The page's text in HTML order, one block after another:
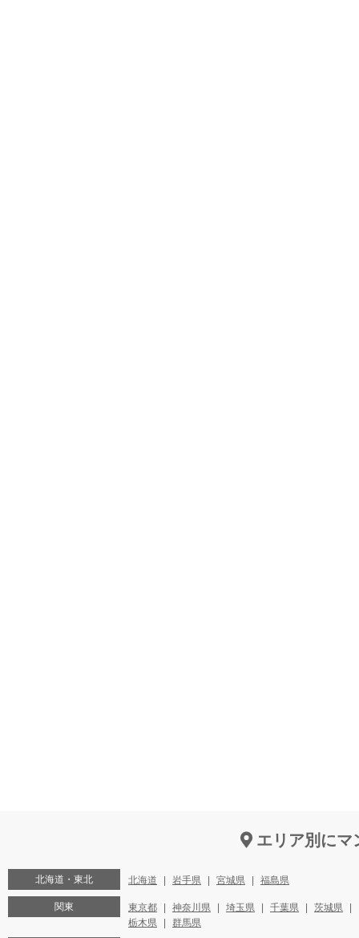
エリア別にマ
北海道・東北 北海道 岩手県 宮城県 福島県
関東 東京都 神奈川県 埼玉県 千葉県
茨城県
栃木県
群馬県